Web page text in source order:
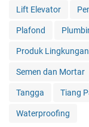
Lift Elevator
Plafond
Produk Lingkungan
Semen dan Mortar
Tangga Tiang
Waterproofing